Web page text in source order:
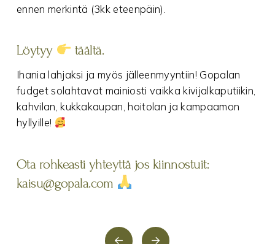
ennen merkintä (3kk eteenpäin).
Löytyy täältä.
Ihania lahjaksi ja myös jälleenmyyntiin! Gopalan
fudget solahtavat mainiosti vaikka kivijalkaputiikin,
kahvilan, kukkakaupan, hoitolan ja kampaamon
hyllyille!
Ota rohkeasti yhteyttä jos kiinnostuit:
kaisu@gopala.com